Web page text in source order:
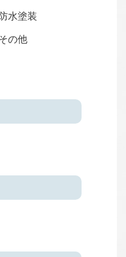
水塗装
の他